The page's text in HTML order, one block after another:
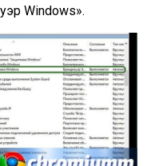
Windows».